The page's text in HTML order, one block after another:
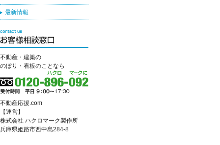
最新情報
不動産・建築の
のぼり・看板のことなら
不動産応援.com
【運営】
株式会社 ハクロマーク製作所
兵庫県姫路市西中島284-8